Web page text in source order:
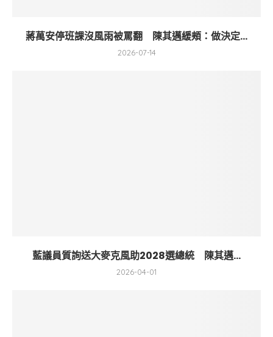
蔣萬安停班課沒風雨被罵翻 陳其邁緩頰：做決定...
2026-07-14
藍議員質詢送大麥克風助2028選總統 陳其邁...
2026-04-01